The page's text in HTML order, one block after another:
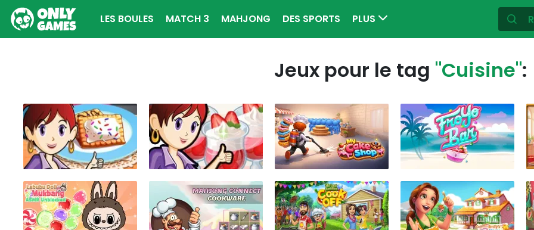
LES BOULES MATCH 3 MAHJONG DES SPORTS PLUS
Jeux pour le tag "Cuisine":